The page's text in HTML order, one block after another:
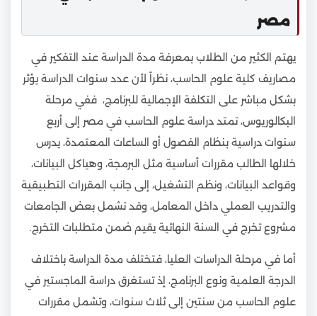
مصر
يهتم الكثير من الطلاب بمعرفة مدة الدراسة عند التفكير في
مصاريف كلية علوم الحاسب، نظراً لأن عدد سنوات الدراسة يؤثر
بشكل مباشر على التكلفة الإجمالية للبرنامج، ففي مرحلة
البكالوريوس، تمتد دراسة علوم الحاسب في مصر إلى أربع
سنوات دراسية بنظام الفصول أو الساعات المعتمدة، يدرس
خلالها الطالب مقررات أساسية مثل البرمجة، وهياكل البيانات،
وقواعد البيانات، ونظم التشغيل، إلى جانب المقررات التطبيقية
والتدريب العملي داخل المعامل، وقد تشمل بعض الجامعات
مشروع تخرج في السنة النهائية يقيم ضمن متطلبات التخرج.
أما في مرحلة الدراسات العليا، فتختلف مدة الدراسة باختلاف
الدرجة العلمية ونوع البرنامج، إذ تستغرق دراسة الماجستير في
علوم الحاسب من سنتين إلى ثلاث سنوات، وتشمل مقررات